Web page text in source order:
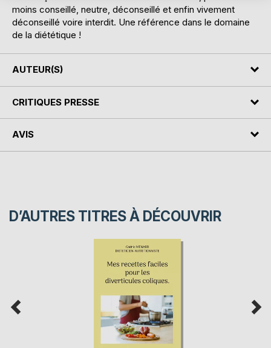
moins conseillé, neutre, déconseillé et enfin vivement
déconseillé voire interdit. Une référence dans le domaine
de la diététique !
AUTEUR(S)
CRITIQUES PRESSE
AVIS
D’AUTRES TITRES À DÉCOUVRIR